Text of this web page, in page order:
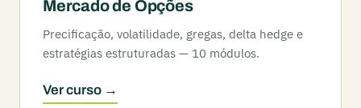
Mercado de Opções
Precificação, volatilidade, gregas, delta hedge e
estratégias estruturadas — 10 módulos.
Ver curso →